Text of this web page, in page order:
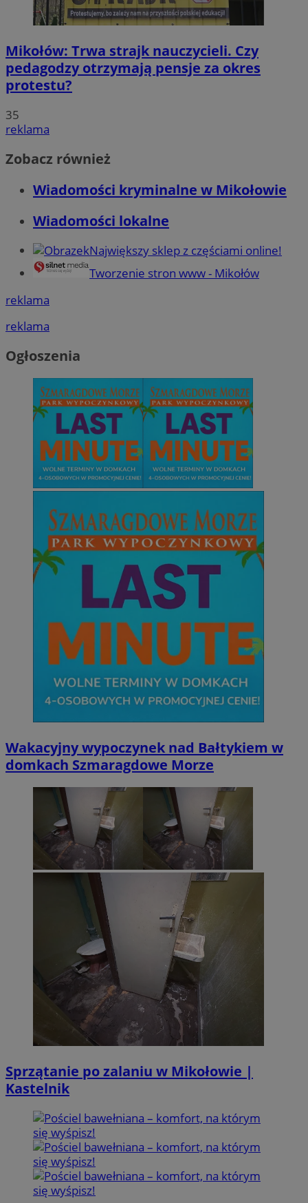
Mikołów: Trwa strajk nauczycieli. Czy
pedagodzy otrzymają pensje za okres
protestu?
35
reklama
Zobacz również
Wiadomości kryminalne w Mikołowie
Wiadomości lokalne
Największy sklep z częściami online!
Tworzenie stron www - Mikołów
reklama
reklama
Ogłoszenia
Wakacyjny wypoczynek nad Bałtykiem w
domkach Szmaragdowe Morze
Sprzątanie po zalaniu w Mikołowie |
Kastelnik